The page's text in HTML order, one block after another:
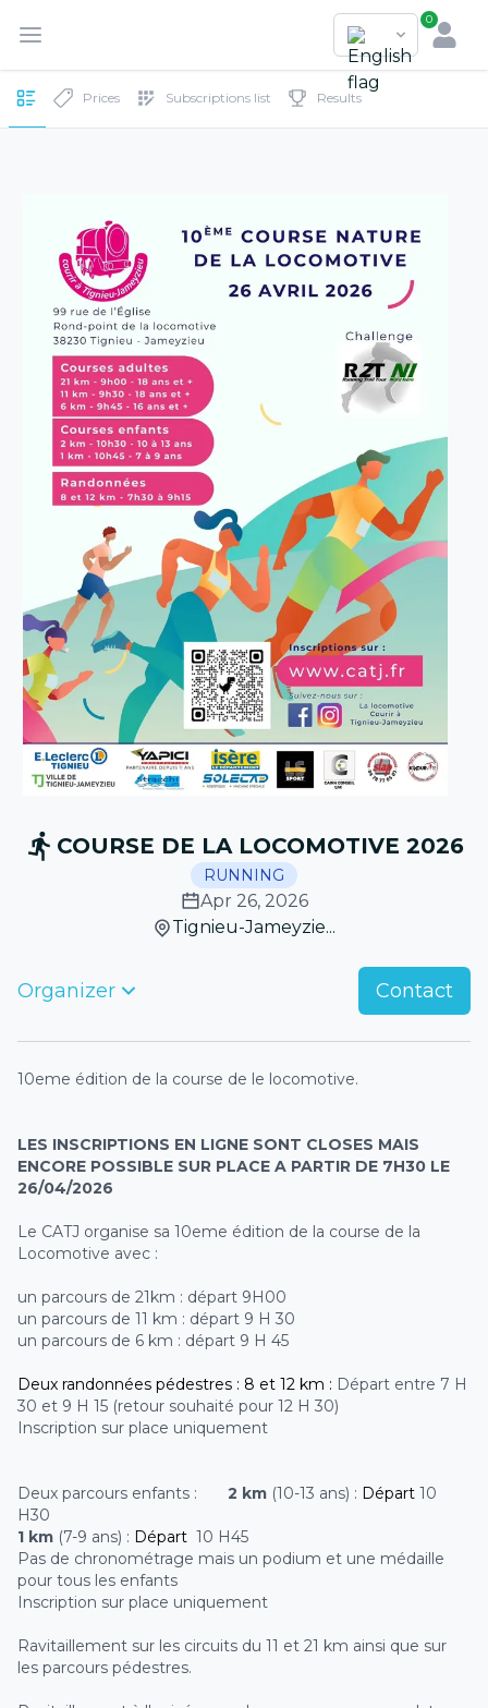
0
Prices Subscriptions list Results
COURSE DE LA LOCOMOTIVE 2026
RUNNING
Apr 26, 2026
Tignieu-Jameyzie...
Organizer Contact
10eme édition de la course de le locomotive.
LES INSCRIPTIONS EN LIGNE SONT CLOSES MAIS
ENCORE POSSIBLE SUR PLACE A PARTIR DE 7H30 LE
26/04/2026
Le CATJ organise sa 10eme édition de la course de la
Locomotive avec :
un parcours de 21km : départ 9H00
un parcours de 11 km : départ 9 H 30
un parcours de 6 km : départ 9 H 45
Deux randonnées pédestres : 8 et 12 km : Départ entre 7 H
30 et 9 H 15 (retour souhaité pour 12 H 30)
Inscription sur place uniquement
Deux parcours enfants : 2 km (10-13 ans) : Départ 10
H30
1 km (7-9 ans) : Départ 10 H45
Pas de chronométrage mais un podium et une médaille
pour tous les enfants
Inscription sur place uniquement
Ravitaillement sur les circuits du 11 et 21 km ainsi que sur
les parcours pédestres.